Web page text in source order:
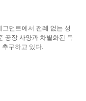
먼트에서 전례 없는 성
공장 사양과 차별화된 독
구하고 있다.